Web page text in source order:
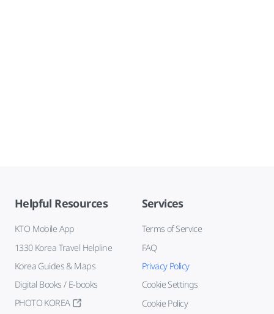
Helpful Resources
KTO Mobile App
1330 Korea Travel Helpline
Korea Guides & Maps
Digital Books / E-books
PHOTO KOREA
Services
Terms of Service
FAQ
Privacy Policy
Cookie Settings
Cookie Policy